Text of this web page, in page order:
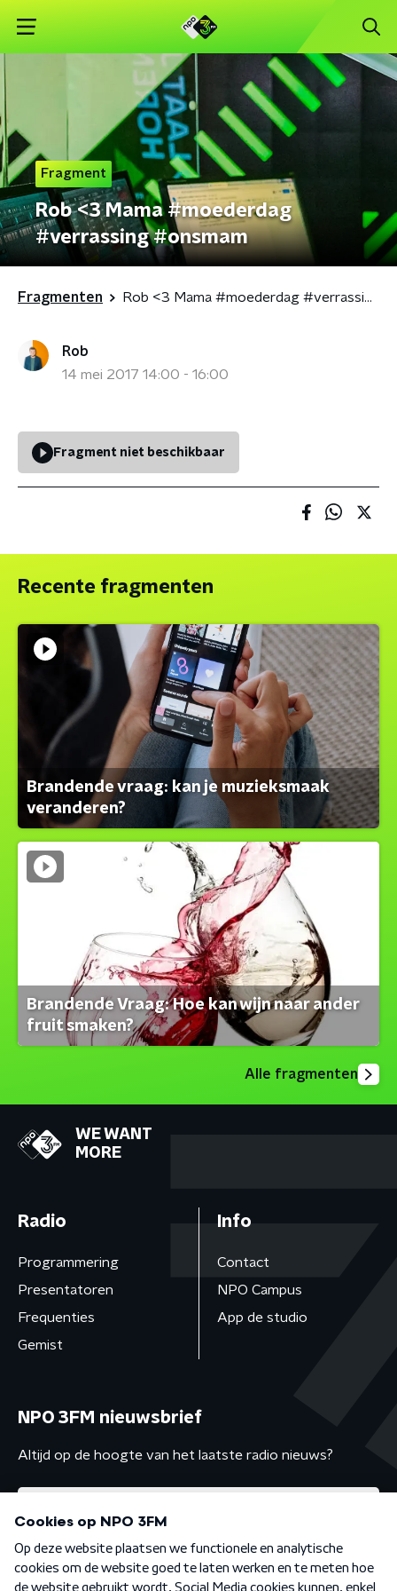
Fragment
Rob <3 Mama #moederdag
#verrassing #onsmam
Fragmenten Rob <3 Mama #moederdag #verrassing #onsmam
Rob
14 mei 2017 14:00 - 16:00
Fragment niet beschikbaar
Recente fragmenten
Brandende vraag: kan je muzieksmaak
veranderen?
Brandende Vraag: Hoe kan wijn naar ander
fruit smaken?
Alle fragmenten
WE WANT
MORE
Radio
Programmering
Presentatoren
Frequenties
Gemist
Info
Contact
NPO Campus
App de studio
NPO 3FM nieuwsbrief
Altijd op de hoogte van het laatste radio nieuws?